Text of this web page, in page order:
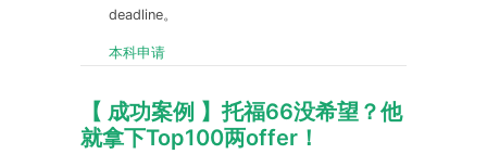
deadline。
本科申请
【 成功案例 】托福66没希望？他
就拿下Top100两offer！